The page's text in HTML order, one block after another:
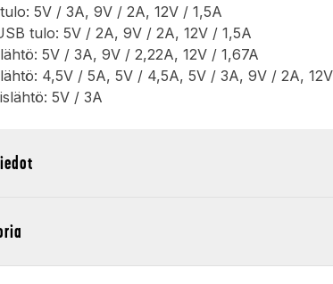
5V / 3A, 9V / 2A, 12V / 1,5A
tulo: 5V / 2A, 9V / 2A, 12V / 1,5A
5V / 3A, 9V / 2,22A, 12V / 1,67A
4,5V / 5A, 5V / 4,5A, 5V / 3A, 9V / 2A,
5V / 3A